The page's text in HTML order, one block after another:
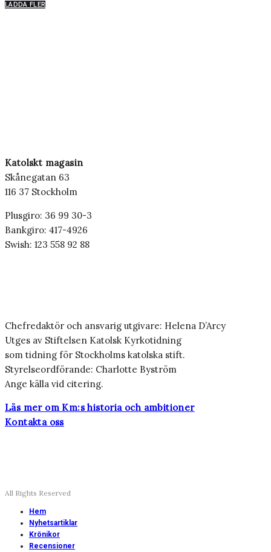
LADDA FLER
Katolskt magasin
Skånegatan 63
116 37 Stockholm
Plusgiro: 36 99 30-3
Bankgiro: 417-4926
Swish: 123 558 92 88
Chefredaktör och ansvarig utgivare: Helena D’Arcy
Utges av Stiftelsen Katolsk Kyrkotidning
som tidning för Stockholms katolska stift.
Styrelseordförande: Charlotte Byström
Ange källa vid citering.
Läs mer om Km:s historia och ambitioner
Kontakta oss
All Rights Reserved
Hem
Nyhetsartiklar
Krönikor
Recensioner